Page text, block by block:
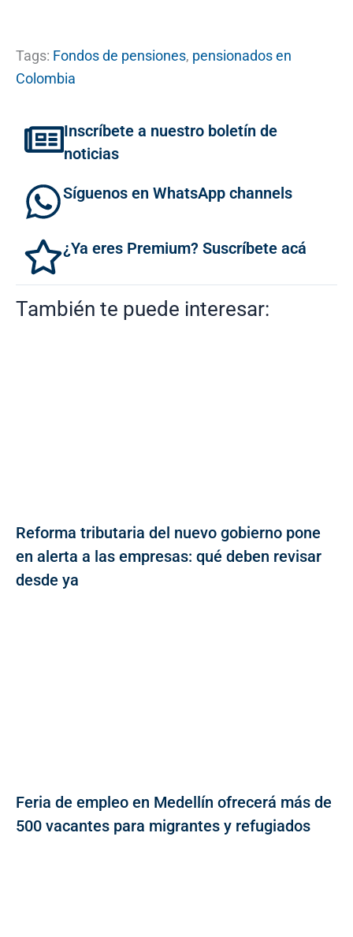
Tags: Fondos de pensiones, pensionados en
Colombia
Inscríbete a nuestro boletín de
noticias
Síguenos en WhatsApp channels
¿Ya eres Premium? Suscríbete acá
También te puede interesar:
Reforma tributaria del nuevo gobierno pone
en alerta a las empresas: qué deben revisar
desde ya
Feria de empleo en Medellín ofrecerá más de
500 vacantes para migrantes y refugiados